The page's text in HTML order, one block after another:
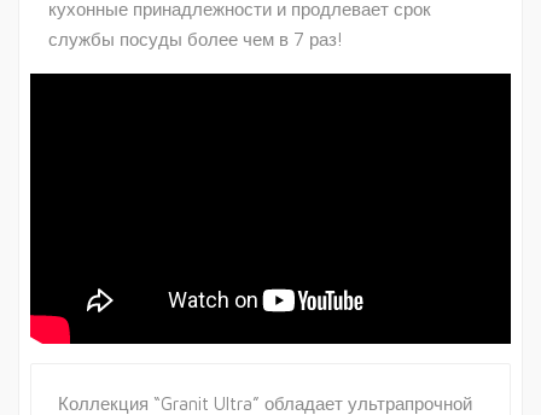
кухонные принадлежности и продлевает срок
службы посуды более чем в 7 раз!
Коллекция “Granit Ultra” обладает ультрапрочной